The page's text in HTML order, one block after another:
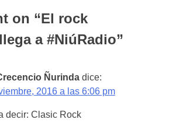
on “El rock
a #NiúRadio”
Ñurinda dice:
2016 a las 6:06 pm
decir: Clasic Rock